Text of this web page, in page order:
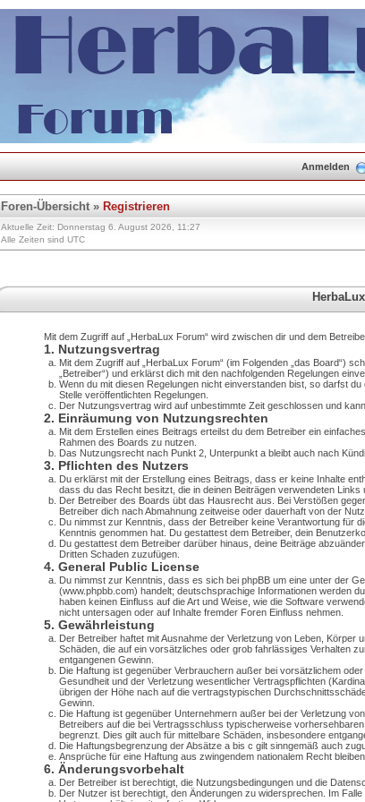
Anmelden
Foren-Übersicht» Registrieren
Aktuelle Zeit: Donnerstag 6. August 2026, 11:27
Alle Zeiten sind UTC
Mit dem Zugriff auf „HerbaLux Forum“ wird zwischen dir und dem
1. Nutzungsvertrag
Mit dem Zugriff auf „HerbaLux Forum“ (im Folgenden „das Board“)
„Betreiber“) und erklärst dich mit den nachfolgenden Regelungen
Wenn du mit diesen Regelungen nicht einverstanden bist, so darfst
Stelle veröffentlichten Regelungen.
Der Nutzungsvertrag wird auf unbestimmte Zeit geschlossen und
2. Einräumung von Nutzungsrechten
Mit dem Erstellen eines Beitrags erteilst du dem Betreiber ein
Rahmen des Boards zu nutzen.
Das Nutzungsrecht nach Punkt 2, Unterpunkt a bleibt auch nach
3. Pflichten des Nutzers
Du erklärst mit der Erstellung eines Beitrags, dass er keine Inhalte
dass du das Recht besitzt, die in deinen Beiträgen verwendeten Links
Der Betreiber des Boards übt das Hausrecht aus. Bei Verstößen
Betreiber dich nach Abmahnung zeitweise oder dauerhaft von der
Du nimmst zur Kenntnis, dass der Betreiber keine Verantwortung für
Kenntnis genommen hat. Du gestattest dem Betreiber, dein
Du gestattest dem Betreiber darüber hinaus, deine Beiträge
Dritten Schaden zuzufügen.
4. General Public License
Du nimmst zur Kenntnis, dass es sich bei phpBB um eine unter der
(www.phpbb.com) handelt; deutschsprachige Informationen werden
haben keinen Einfluss auf die Art und Weise, wie die Software
nicht untersagen oder auf Inhalte fremder Foren Einfluss nehmen.
5. Gewährleistung
Der Betreiber haftet mit Ausnahme der Verletzung von Leben,
Schäden, die auf ein vorsätzliches oder grob fahrlässiges Verhalten
entgangenen Gewinn.
Die Haftung ist gegenüber Verbrauchern außer bei vorsätzlichem
Gesundheit und der Verletzung wesentlicher Vertragspflichten
übrigen der Höhe nach auf die vertragstypischen
Gewinn.
Die Haftung ist gegenüber Unternehmern außer bei der Verletzung
Betreibers auf die bei Vertragsschluss typischerweise
begrenzt. Dies gilt auch für mittelbare Schäden, insbesondere
Die Haftungsbegrenzung der Absätze a bis c gilt sinngemäß auch
Ansprüche für eine Haftung aus zwingendem nationalem Recht
6. Änderungsvorbehalt
Der Betreiber ist berechtigt, die Nutzungsbedingungen und die
Der Nutzer ist berechtigt, den Änderungen zu widersprechen. Im